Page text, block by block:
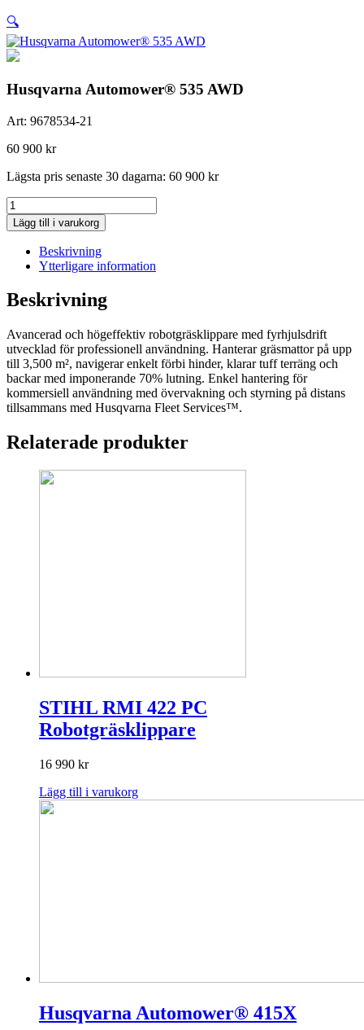
🔍
Husqvarna Automower® 535 AWD
Art: 9678534-21
60 900 kr
Lägsta pris senaste 30 dagarna: 60 900 kr
Husqvarna
Automower®
535
AWD
mängd
Lägg till i varukorg
Beskrivning
Ytterligare information
Beskrivning
Avancerad och högeffektiv robotgräsklippare med fyrhjulsdrift
utvecklad för professionell användning. Hanterar gräsmattor på upp
till 3,500 m², navigerar enkelt förbi hinder, klarar tuff terräng och
backar med imponerande 70% lutning. Enkel hantering för
kommersiell användning med övervakning och styrning på distans
tillsammans med Husqvarna Fleet Services™.
Relaterade produkter
STIHL RMI 422 PC
Robotgräsklippare
16 990 kr
Lägg till i varukorg
Husqvarna Automower® 415X